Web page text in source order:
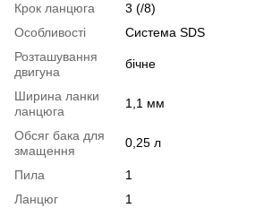
Крок ланцюга
3 (/8)
Особливості
Система SDS
Розташування
двигуна
бічне
Ширина ланки
ланцюга
1,1 мм
Обсяг бака для
змащення
0,25 л
Пила
1
Ланцюг
1